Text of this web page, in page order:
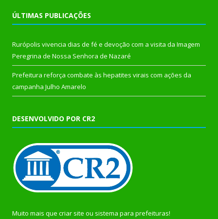
ÚLTIMAS PUBLICAÇÕES
Rurópolis vivencia dias de fé e devoção com a visita da Imagem
Peregrina de Nossa Senhora de Nazaré
Prefeitura reforça combate às hepatites virais com ações da
campanha Julho Amarelo
DESENVOLVIDO POR CR2
Muito mais que criar site ou sistema para prefeituras!